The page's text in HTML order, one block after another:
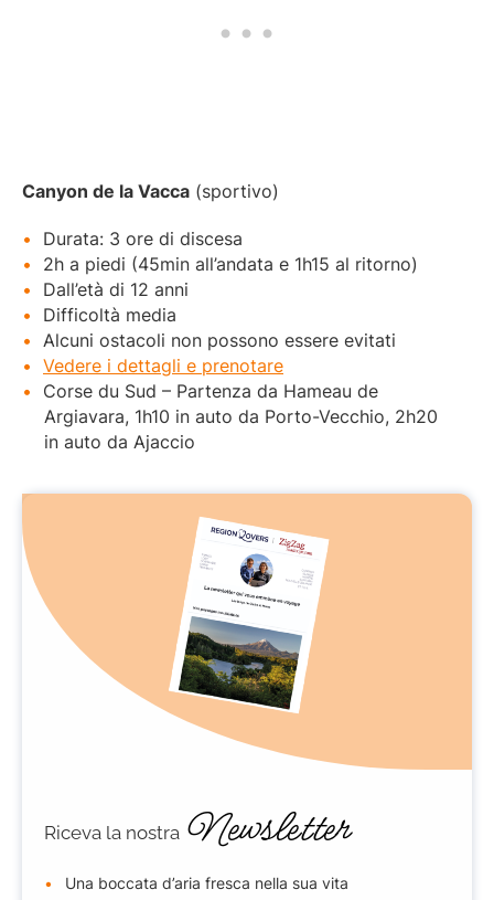
Canyon de la Vacca (sportivo)
Durata: 3 ore di discesa
2h a piedi (45min all’andata e 1h15 al ritorno)
Dall’età di 12 anni
Difficoltà media
Alcuni ostacoli non possono essere evitati
Vedere i dettagli e prenotare
Corse du Sud – Partenza da Hameau de
Argiavara, 1h10 in auto da Porto-Vecchio, 2h20
in auto da Ajaccio
Riceva la nostra Newsletter
Una boccata d’aria fresca nella sua vita